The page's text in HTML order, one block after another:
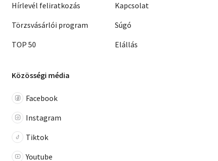
Hírlevél feliratkozás
Törzsvásárlói program
TOP 50
Kapcsolat
Súgó
Elállás
Közösségi média
Facebook
Instagram
Tiktok
Youtube